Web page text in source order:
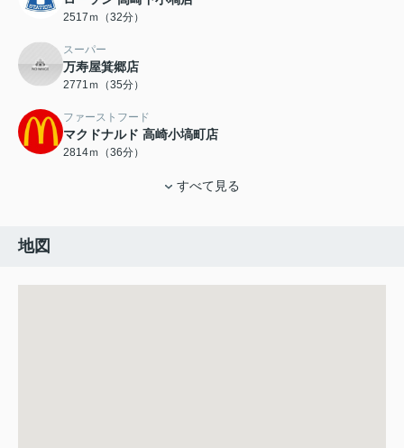
2517ｍ（32分）
スーパー
万寿屋箕郷店
2771ｍ（35分）
ファーストフード
マクドナルド 高崎小塙町店
2814ｍ（36分）
すべて見る
地図